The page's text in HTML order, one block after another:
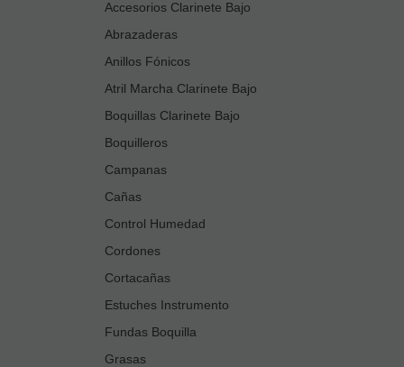
Accesorios Clarinete Bajo
Abrazaderas
Anillos Fónicos
Atril Marcha Clarinete Bajo
Boquillas Clarinete Bajo
Boquilleros
Campanas
Cañas
Control Humedad
Cordones
Cortacañas
Estuches Instrumento
Fundas Boquilla
Grasas